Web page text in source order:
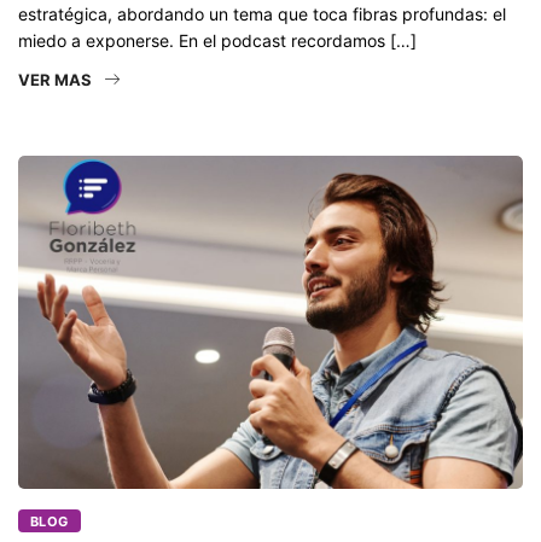
estratégica, abordando un tema que toca fibras profundas: el
miedo a exponerse. En el podcast recordamos […]
VER MAS
BLOG